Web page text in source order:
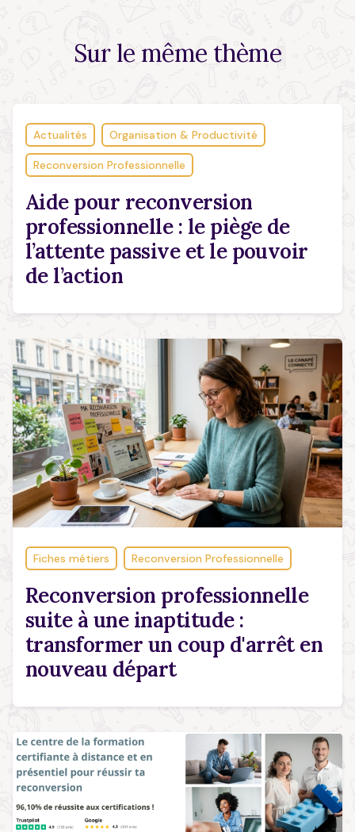
Sur le même thème
Actualités Organisation & Productivité
Reconversion Professionnelle
Aide pour reconversion
professionnelle : le piège de
l’attente passive et le pouvoir
de l’action
Fiches métiers Reconversion Professionnelle
Reconversion professionnelle
suite à une inaptitude :
transformer un coup d'arrêt en
nouveau départ